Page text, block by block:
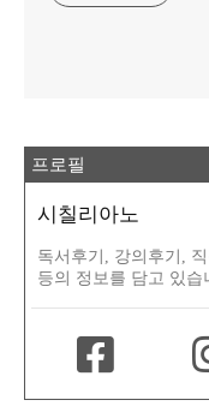
프로필
시칠리아노
독서후기, 강의후기,
등의 정보를 담고 있습